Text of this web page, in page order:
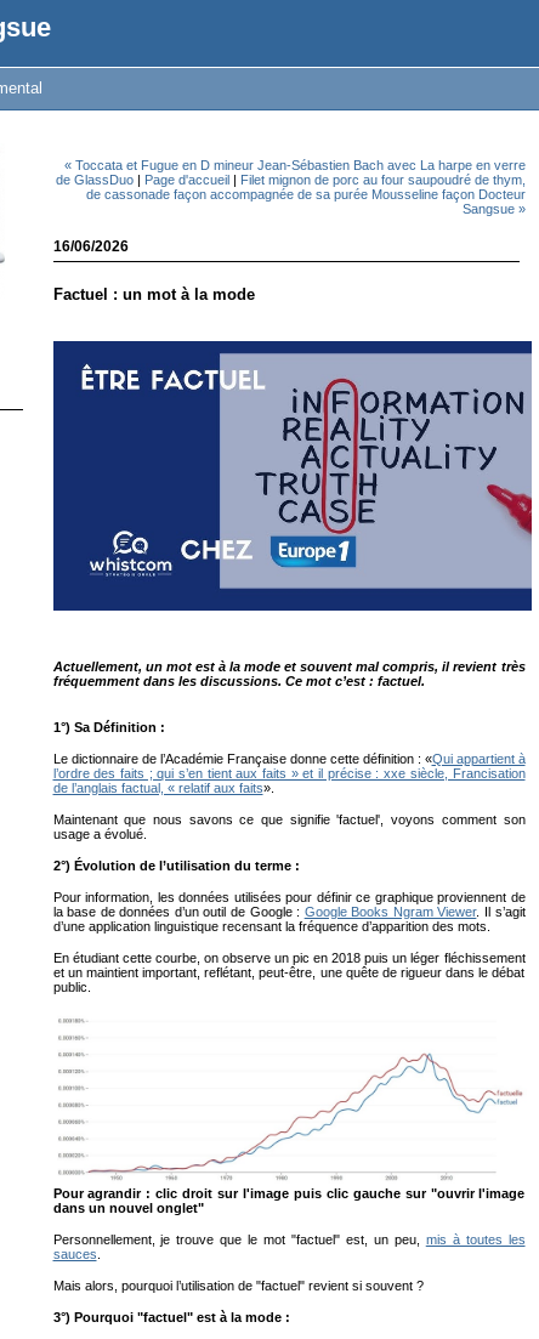
« Toccata et Fugue en D mineur Jean-Sébastien Bach avec La harpe en verre
de GlassDuo| Page d'accueil| Filet mignon de porc au four saupoudré de thym,
de cassonade façon accompagnée de sa purée Mousseline façon Docteur
Sangsue »
16/06/2026
Factuel : un mot à la mode
Actuellement, un mot est à la mode et souvent mal compris, il revient très
fréquemment dans les discussions. Ce mot c’est : factuel.
1°) Sa Définition :
Le dictionnaire de l’Académie Française donne cette définition : «Qui appartient à
l’ordre des faits ; qui s’en tient aux faits » et il précise : xxe siècle, Francisation
de l’anglais factual, « relatif aux faits».
Maintenant que nous savons ce que signifie 'factuel', voyons comment son
usage a évolué.
2°) Évolution de l’utilisation du terme :
Pour information, les données utilisées pour définir ce graphique proviennent de
la base de données d’un outil de Google : Google Books Ngram Viewer. Il s’agit
d’une application linguistique recensant la fréquence d’apparition des mots.
En étudiant cette courbe, on observe un pic en 2018 puis un léger fléchissement
et un maintient important, reflétant, peut-être, une quête de rigueur dans le débat
public.
Pour agrandir : clic droit sur l'image puis clic gauche sur "ouvrir l'image
dans un nouvel onglet"
Personnellement, je trouve que le mot "factuel" est, un peu, mis à toutes les
sauces
Mais alors, pourquoi l’utilisation de "factuel" revient si souvent ?
3°) Pourquoi "factuel" est à la mode :